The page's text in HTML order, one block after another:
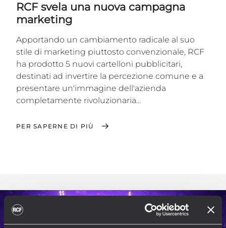
RCF svela una nuova campagna
marketing
Apportando un cambiamento radicale al suo
stile di marketing piuttosto convenzionale, RCF
ha prodotto 5 nuovi cartelloni pubblicitari,
destinati ad invertire la percezione comune e a
presentare un'immagine dell'azienda
completamente rivoluzionaria...
PER SAPERNE DI PIÙ